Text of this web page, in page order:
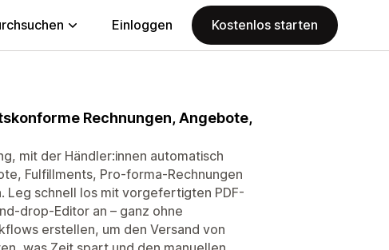
Einloggen Kostenlos starten
Rechnungen, Angebote,
mit der Händler:innen automatisch
Fulfillments, Pro-forma-Rechnungen
Leg schnell los mit vorgefertigten PDF-
drop-Editor an – ganz ohne
erstellen, um den Versand von